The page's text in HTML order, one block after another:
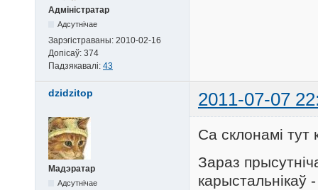
Адміністратар
Адсутнічае
Зарэгістраваны: 2010-02-16
Допісаў: 374
Падзякавалі: 43
dzidzitop 2011-07-07
Мадэратар
Адсутнічае
Са склонамі
Зараз
карыстальнікаў